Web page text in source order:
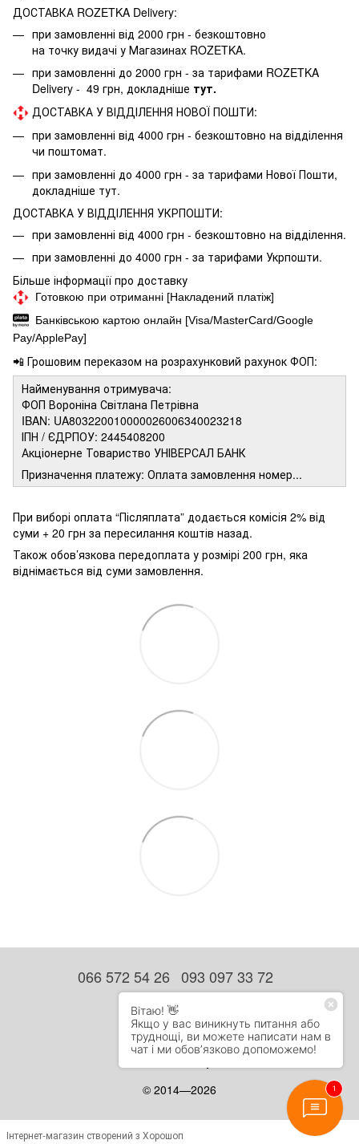
ДОСТАВКА ROZETKA Delivery:
при замовленні від 2000 грн - безкоштовно
на точку видачі у Магазинах ROZETKA.
при замовленні до 2000 грн - за тарифами ROZETKA
Delivery - 49 грн, докладніше тут.
ДОСТАВКА У ВІДДІЛЕННЯ НОВОЇ ПОШТИ:
при замовленні від 4000 грн - безкоштовно на відділення
чи поштомат.
при замовленні до 4000 грн - за тарифами Нової Пошти,
докладніше тут.
ДОСТАВКА У ВІДДІЛЕННЯ УКРПОШТИ:
при замовленні від 4000 грн - безкоштовно на відділення.
при замовленні до 4000 грн - за тарифами Укрпошти.
Більше інформації про доставку
Готовкою при отриманні [Накладений платіж]
Банківською картою онлайн [Visa/MasterCard/Google
Pay/ApplePay]
📲 Грошовим переказом на розрахунковий рахунок ФОП:
Найменування отримувача:
ФОП Вороніна Світлана Петрівна
IBAN: UA803220010000026006340023218
ІПН / ЄДРПОУ: 2445408200
Акціонерне Товариство УНІВЕРСАЛ БАНК
Призначення платежу: Оплата замовлення номер...
При виборі оплата “Післяплата” додається комісія 2% від
суми + 20 грн за пересилання коштів назад.
Також обов’язкова передоплата у розмірі 200 грн, яка
віднімається від суми замовлення.
066 572 54 26 093 097 33 72
Контактна інформація
Повна версія сайту
© 2014—2026
Інтернет-магазин створений з Хорошоп